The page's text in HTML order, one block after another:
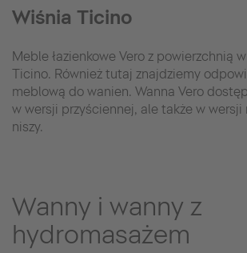
Wiśnia Ticino
Meble łazienkowe Vero z powierzchnią
Ticino. Również tutaj znajdziemy
meblową do wanien. Wanna Vero
w wersji przyściennej, ale także w wersji
niszy.
Wanny i wanny z
hydromasażem